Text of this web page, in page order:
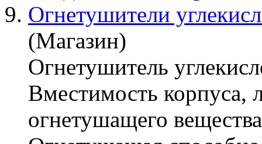
9. Огнетушители
(Магазин)
Огнетушитель
Вместимость
огнетушащего